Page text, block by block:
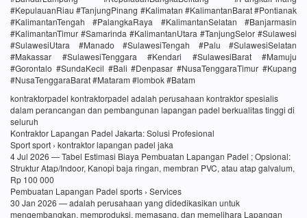
#KepulauanRiau #TanjungPinang #Kalimatan #KalimantanBarat #Pontianak
#KalimantanTengah #PalangkaRaya #KalimantanSelatan #Banjarmasin
#KalimantanTimur #Samarinda #KalimantanUtara #TanjungSelor #Sulawesi
#SulawesiUtara #Manado #SulawesiTengah #Palu #SulawesiSelatan
#Makassar #SulawesiTenggara #Kendari #SulawesiBarat #Mamuju
#Gorontalo #SundaKecil #Bali #Denpasar #NusaTenggaraTimur #Kupang
#NusaTenggaraBarat #Mataram #lombok #Batam
kontraktorpadel kontraktorpadel adalah perusahaan kontraktor spesialis
dalam perancangan dan pembangunan lapangan padel berkualitas tinggi di
seluruh
Kontraktor Lapangan Padel Jakarta: Solusi Profesional
Sport sport › kontraktor lapangan padel jaka
4 Jul 2026 — Tabel Estimasi Biaya Pembuatan Lapangan Padel ; Opsional:
Struktur Atap/Indoor, Kanopi baja ringan, membran PVC, atau atap galvalum,
Rp 100 000
Pembuatan Lapangan Padel sports › Services
30 Jan 2026 — adalah perusahaan yang didedikasikan untuk
mengembangkan, memproduksi, memasang, dan memelihara Lapangan